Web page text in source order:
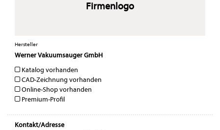
Firmenlogo
Hersteller
Werner Vakuumsauger GmbH
Katalog vorhanden
CAD-Zeichnung vorhanden
Online-Shop vorhanden
Premium-Profil
Kontakt/Adresse